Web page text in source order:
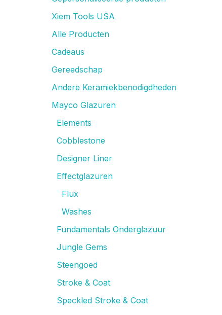
Xiem Tools USA
Alle Producten
Cadeaus
Gereedschap
Andere Keramiekbenodigdheden
Mayco Glazuren
Elements
Cobblestone
Designer Liner
Effectglazuren
Flux
Washes
Fundamentals Onderglazuur
Jungle Gems
Steengoed
Stroke & Coat
Speckled Stroke & Coat